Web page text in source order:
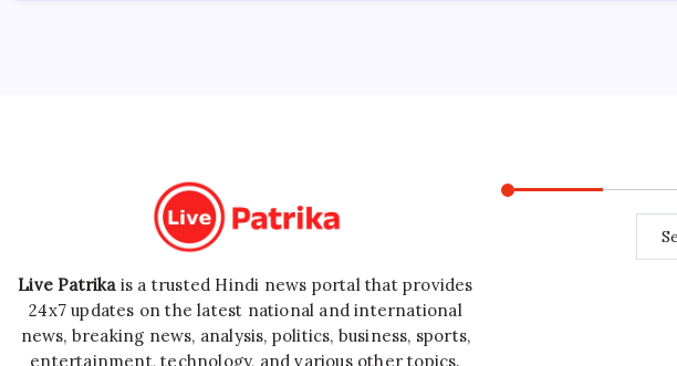
Live Patrikais a trusted Hindi news portal that provides
24x7 updates on the latest national and international
news, breaking news, analysis, politics, business, sports,
entertainment, technology, and various other topics.